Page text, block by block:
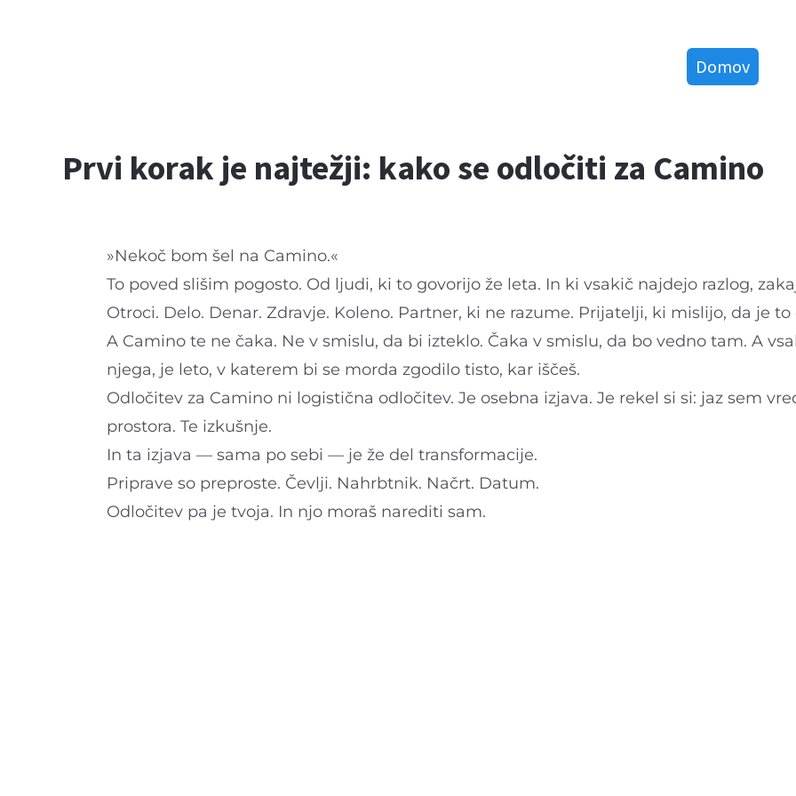
Domov
Prvi korak je najtežji: kako se odločiti za Camino
»Nekoč bom šel na Camino.«
To poved slišim pogosto. Od ljudi, ki to govorijo že leta. In ki vsakič najdejo razlog,
Otroci. Delo. Denar. Zdravje. Koleno. Partner, ki ne razume. Prijatelji, ki mislijo, da je to
A Camino te ne čaka. Ne v smislu, da bi izteklo. Čaka v smislu, da bo vedno tam. A
njega, je leto, v katerem bi se morda zgodilo tisto, kar iščeš.
Odločitev za Camino ni logistična odločitev. Je osebna izjava. Je rekel si si: jaz sem
prostora. Te izkušnje.
In ta izjava — sama po sebi — je že del transformacije.
Priprave so preproste. Čevlji. Nahrbtnik. Načrt. Datum.
Odločitev pa je tvoja. In njo moraš narediti sam.